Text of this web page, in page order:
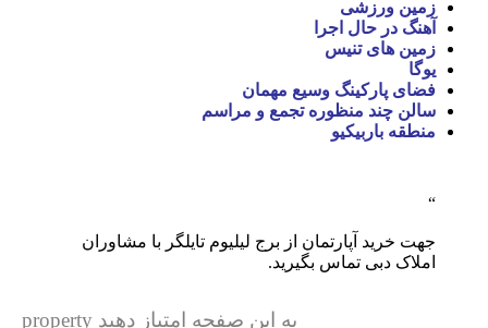
زمین ورزشی
آهنگ در حال اجرا
زمین های تنیس
یوگا
فضای پارکینگ وسیع مهمان
سالن چند منظوره تجمع و مراسم
منطقه باربیکیو
جهت خرید آپارتمان از برج لیلیوم تایلگر با مشاوران
املاک دبی تماس بگیرید.
به این صفحه امتیاز دهید property